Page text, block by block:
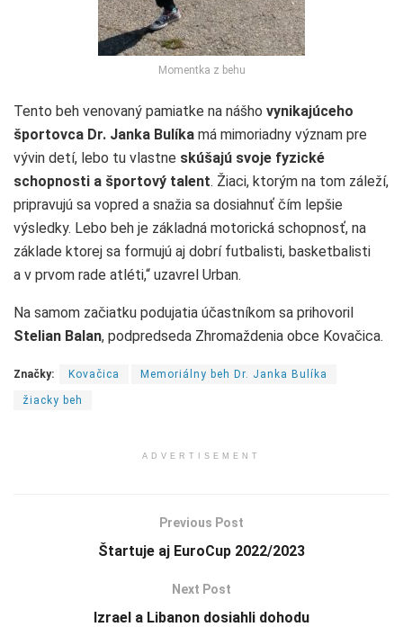
Momentka z behu
Tento beh venovaný pamiatke na nášho vynikajúceho
športovca Dr. Janka Bulíka má mimoriadny význam pre
vývin detí, lebo tu vlastne skúšajú svoje fyzické
schopnosti a športový talent. Žiaci, ktorým na tom záleží,
pripravujú sa vopred a snažia sa dosiahnuť čím lepšie
výsledky. Lebo beh je základná motorická schopnosť, na
základe ktorej sa formujú aj dobrí futbalisti, basketbalisti
a v prvom rade atléti,“ uzavrel Urban.
Na samom začiatku podujatia účastníkom sa prihovoril
Stelian Balan, podpredseda Zhromaždenia obce Kovačica.
Značky: Kovačica Memoriálny beh Dr. Janka Bulíka
žiacky beh
ADVERTISEMENT
Previous Post
Štartuje aj EuroCup 2022/2023
Next Post
Izrael a Libanon dosiahli dohodu